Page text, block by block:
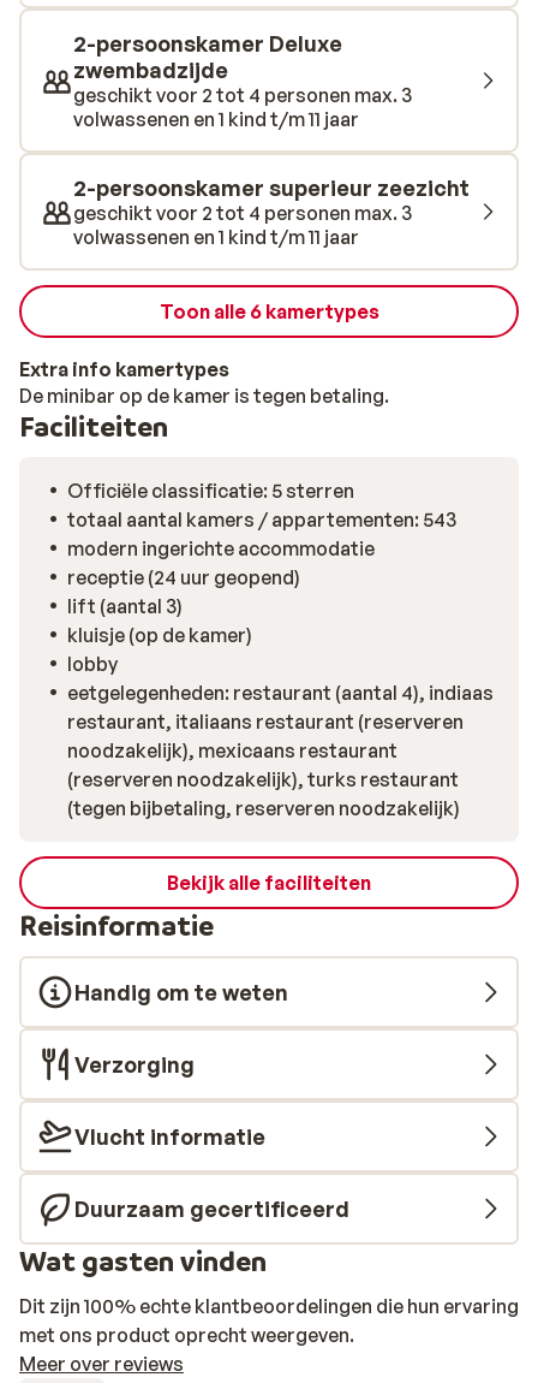
2-persoonskamer Deluxe
zwembadzijde
geschikt voor 2 tot 4 personen max. 3
volwassenen en 1 kind t/m 11 jaar
2-persoonskamer superieur zeezicht
geschikt voor 2 tot 4 personen max. 3
volwassenen en 1 kind t/m 11 jaar
Toon alle 6 kamertypes
Extra info kamertypes
De minibar op de kamer is tegen betaling.
Faciliteiten
Officiële classificatie: 5 sterren
totaal aantal kamers / appartementen: 543
modern ingerichte accommodatie
receptie (24 uur geopend)
lift (aantal 3)
kluisje (op de kamer)
lobby
eetgelegenheden: restaurant (aantal 4), indiaas
restaurant, italiaans restaurant (reserveren
noodzakelijk), mexicaans restaurant
(reserveren noodzakelijk), turks restaurant
(tegen bijbetaling, reserveren noodzakelijk)
Bekijk alle faciliteiten
Reisinformatie
Handig om te weten
Verzorging
Vlucht informatie
Duurzaam gecertificeerd
Wat gasten vinden
Dit zijn 100% echte klantbeoordelingen die hun ervaring
met ons product oprecht weergeven.
Meer over reviews